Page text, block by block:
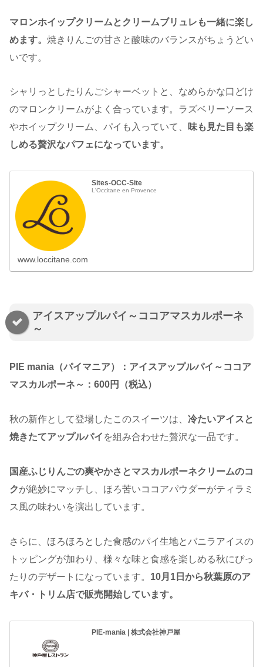
マロンホイップクリームとクリームブリュレも一緒に楽し
めます。 焼きりんごの甘さと酸味のバランスがちょうどい
いです。
シャリっとしたりんごシャーベットと、なめらかな口どけ
のマロンクリームがよく合っています。ラズベリーソース
やホイップクリーム、パイも入っていて、
味も見た目も楽
しめる贅沢なパフェになっています。
Sites-OCC-Site
L'Occitane en Provence
www.loccitane.com
アイスアップルパイ～ココアマスカルポーネ
～
PIE mania（パイマニア）：アイスアップルパイ～ココア
マスカルポーネ～：600円（税込）
秋の新作として登場したこのスイーツは、 冷たいアイスと
焼きたてアップルパイ を組み合わせた贅沢な一品です。
国産ふじりんごの爽やかさとマスカルポーネクリームのコ
クが絶妙にマッチし、ほろ苦いココアパウダーがティラミ
ス風の味わいを演出しています。
さらに、ほろほろとした食感のパイ生地とバニラアイスの
トッピングが加わり、様々な味と食感を楽しめる秋にぴっ
たりのデザートになっています。 10月1日から秋葉原のア
キバ・トリム店で販売開始しています。
PIE-mania | 株式会社神戸屋